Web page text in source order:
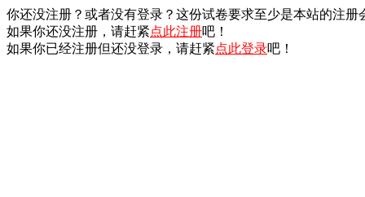
你还没注册？或者没有登录？这份试卷要求至少是本站的注册
如果你还没注册，请赶紧点此注册吧！
如果你已经注册但还没登录，请赶紧点此登录吧！